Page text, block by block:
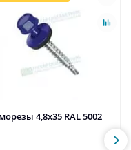
4,8х35 RAL 5002